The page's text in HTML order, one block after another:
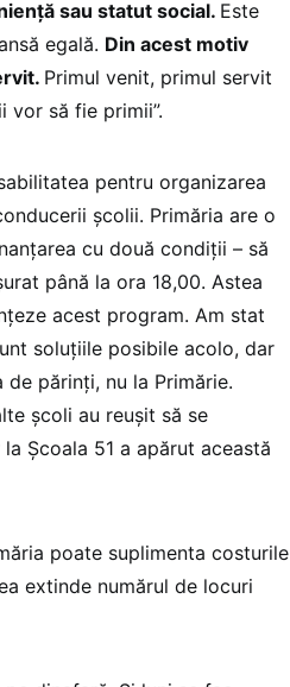
sau statut social. Este
egală. Din acest motiv
Primul venit, primul servit
vor să fie primii”.
pentru organizarea
şcolii. Primăria are o
cu două condiţii – să
până la ora 18,00. Astea
acest program. Am stat
soluţiile posibile acolo, dar
părinţi, nu la Primărie.
şcoli au reuşit să se
Şcoala 51 a apărut această
poate suplimenta costurile
extinde numărul de locuri